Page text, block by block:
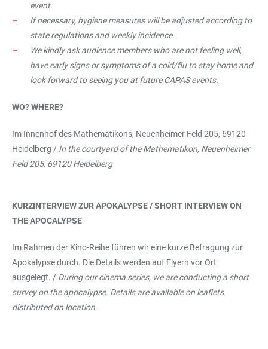
event.
If necessary, hygiene measures will be adjusted according to
state regulations and weekly incidence.
We kindly ask audience members who are not feeling well,
have early signs or symptoms of a cold/flu to stay home and
look forward to seeing you at future CAPAS events.
WO? WHERE?
Im Innenhof des Mathematikons, Neuenheimer Feld 205, 69120
Heidelberg / In the courtyard of the Mathematikon, Neuenheimer
Feld 205, 69120 Heidelberg
KURZINTERVIEW ZUR APOKALYPSE / SHORT INTERVIEW ON
THE APOCALYPSE
Im Rahmen der Kino-Reihe führen wir eine kurze Befragung zur
Apokalypse durch. Die Details werden auf Flyern vor Ort
ausgelegt. / During our cinema series, we are conducting a short
survey on the apocalypse. Details are available on leaflets
distributed on location.